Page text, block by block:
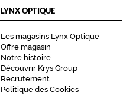
LYNX OPTIQUE
Les magasins Lynx Optique
Offre magasin
Notre histoire
Découvrir Krys Group
Recrutement
Politique des Cookies